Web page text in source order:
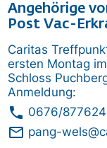
Angehörige
Post Vac-
Caritas
ersten Montag
Schloss
Anmeldung:
phone 0676/
mail_outline pang-